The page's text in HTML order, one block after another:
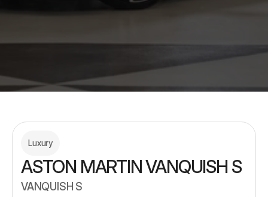
Luxury
ASTON MARTIN VANQUISH S
VANQUISH S